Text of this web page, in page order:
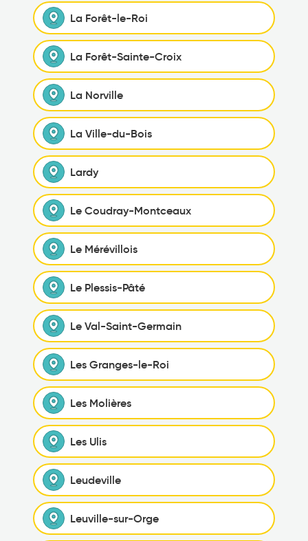
La Forêt-le-Roi
La Forêt-Sainte-Croix
La Norville
La Ville-du-Bois
Lardy
Le Coudray-Montceaux
Le Mérévillois
Le Plessis-Pâté
Le Val-Saint-Germain
Les Granges-le-Roi
Les Molières
Les Ulis
Leudeville
Leuville-sur-Orge